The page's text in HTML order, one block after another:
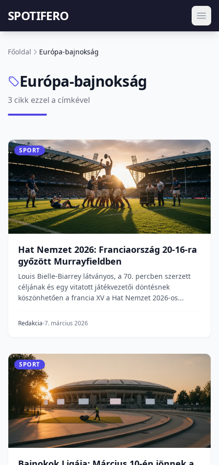
SPOTIFERO
Főoldal Európa-bajnokság
Európa-bajnokság
3 cikk ezzel a címkével
SPORT
Hat Nemzet 2026: Franciaország 20-16-ra
győzött Murrayfieldben
Louis Bielle-Biarrey látványos, a 70. percben szerzett
céljának és egy vitatott játékvezetői döntésnek
köszönhetően a francia XV a Hat Nemzet 2026-os...
Redakcia 7. március 2026
SPORT